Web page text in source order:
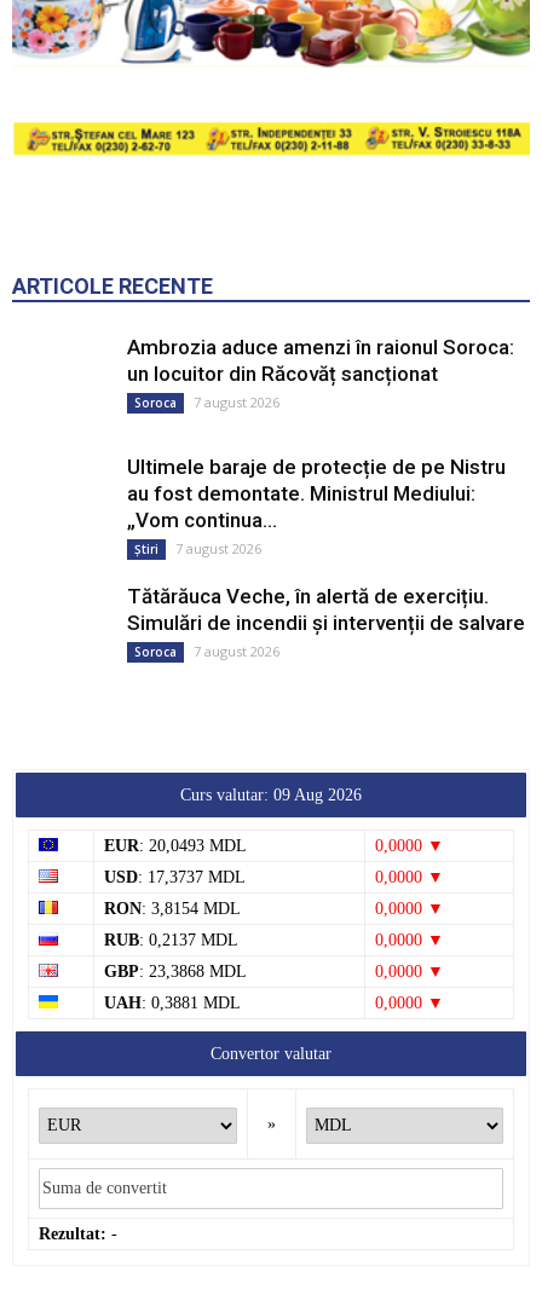
ARTICOLE RECENTE
Ambrozia aduce amenzi în raionul Soroca:
un locuitor din Răcovăț sancționat
Soroca 7 august 2026
Ultimele baraje de protecție de pe Nistru
au fost demontate. Ministrul Mediului:
„Vom continua...
Știri 7 august 2026
Tătărăuca Veche, în alertă de exercițiu.
Simulări de incendii și intervenții de salvare
Soroca 7 august 2026
Curs valutar: 09 Aug 2026
EUR: 20,0493 MDL
0,0000 ▼
USD: 17,3737 MDL
0,0000 ▼
RON: 3,8154 MDL
0,0000 ▼
RUB: 0,2137 MDL
0,0000 ▼
GBP: 23,3868 MDL
0,0000 ▼
UAH: 0,3881 MDL 0,0000 ▼
Convertor valutar
»
Rezultat: -